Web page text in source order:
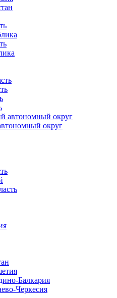
автономный округ
округ
Балкария
Черкесия